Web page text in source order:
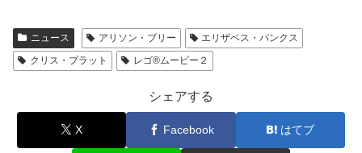
ニュース アリソン・ブリー
エリザベス・バンクス
クリス・プラット
レゴ®ムービー２
シェアする
X Facebook はてブ